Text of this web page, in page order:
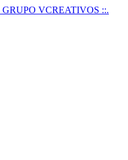
GRUPO VCREATIVOS ::.